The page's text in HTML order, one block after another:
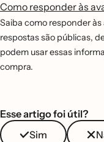
Como responder às
Saiba como responder
respostas são públicas,
podem usar essas
compra.
Esse artigo foi útil?
Sim